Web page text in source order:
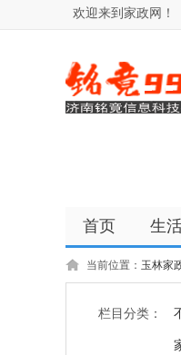
欢迎来到家政网！
首页 生
商品 店
当前位置： 玉林家
栏目分类：